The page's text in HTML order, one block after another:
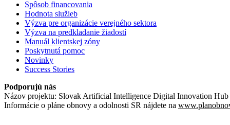
Spôsob financovania
Hodnota služieb
Výzva pre organizácie verejného sektora
Výzva na predkladanie žiadostí
Manuál klientskej zóny
Poskytnutá pomoc
Novinky
Success Stories
Podporujú nás
Názov projektu: Slovak Artificial Intelligence Digital Innovation Hub
Informácie o pláne obnovy a odolnosti SR nájdete na